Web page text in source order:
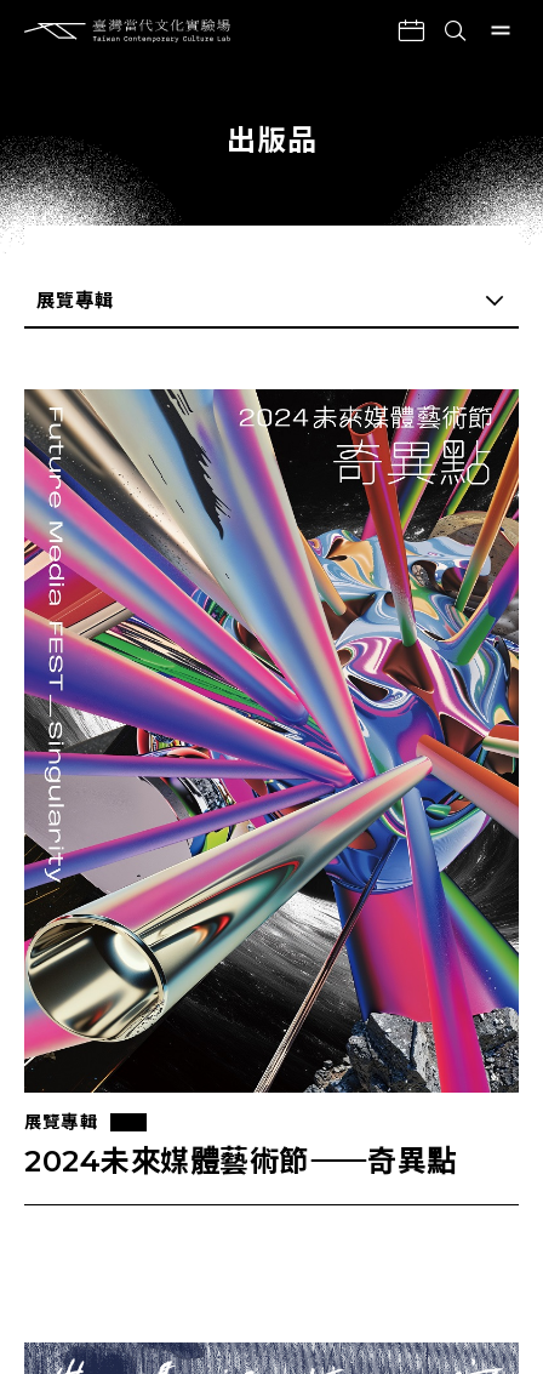
出版品
展覽專輯
購買說明
年報
CLABO+活動快訊
展覽專輯
研究出版
CREATORS
其他
展覽專輯
2024未來媒體藝術節⸺奇異點